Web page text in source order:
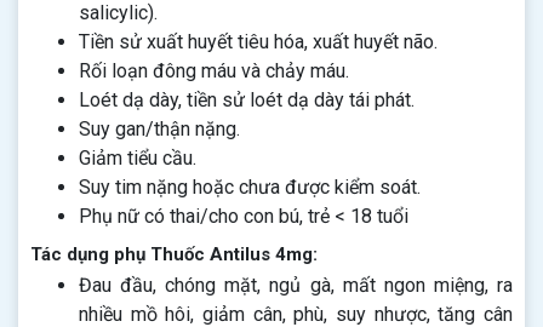
salicylic).
Tiền sử xuất huyết tiêu hóa, xuất huyết não.
Rối loạn đông máu và chảy máu.
Loét dạ dày, tiền sử loét dạ dày tái phát.
Suy gan/thận nặng.
Giảm tiểu cầu.
Suy tim nặng hoặc chưa được kiểm soát.
Phụ nữ có thai/cho con bú, trẻ < 18 tuổi
Tác dụng phụ Thuốc Antilus 4mg:
Đau đầu, chóng mặt, ngủ gà, mất ngon miệng, ra
nhiều mồ hôi, giảm cân, phù, suy nhược, tăng cân